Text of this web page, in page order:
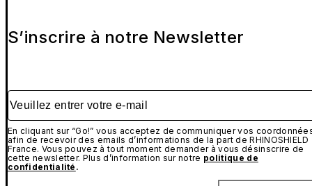
S’inscrire à notre Newsletter
Veuillez entrer votre e-mail
En cliquant sur “Go!” vous acceptez de communiquer vos
afin de recevoir des emails d’informations de la part de RHINOSHIELD
France. Vous pouvez à tout moment demander à vous désinscrire de
cette newsletter. Plus d’information sur notre politique de
confidentialité .